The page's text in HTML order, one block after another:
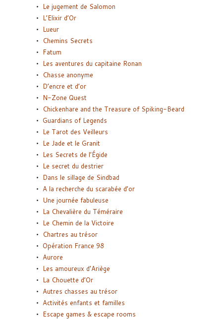
Le jugement de Salomon
L’Elixir d’Or
Lueur
Chemins Secrets
Fatum
Les aventures du capitaine Ronan
Chasse anonyme
D’encre et d’or
N-Zone Quest
Chickenhare and the Treasure of Spiking-Beard
Guardians of Legends
Le Tarot des Veilleurs
Le Jade et le Granit
Les Secrets de l’Égide
Le secret du destrier
Dans le sillage de Sindbad
A la recherche du scarabée d’or
Une journée fabuleuse
La Chevalière du Téméraire
Le Chemin de la Victoire
Chartres au trésor
Opération France 98
Aurore
Les amoureux d’Ariège
La Chouette d’Or
Autres chasses au trésor
Activités enfants et familles
Escape games & escape rooms